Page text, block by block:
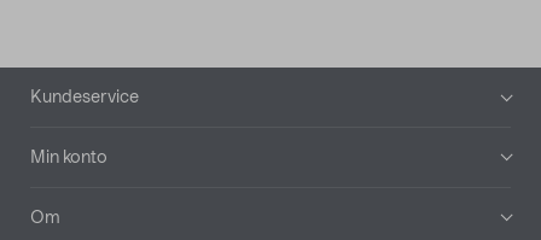
Bunntekst
Kundeservice
Min konto
Om